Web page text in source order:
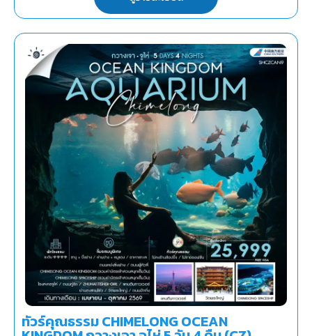
ทัวร์คุณธรรม CHIMELONG OCEAN